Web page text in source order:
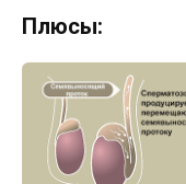
Плюсы: